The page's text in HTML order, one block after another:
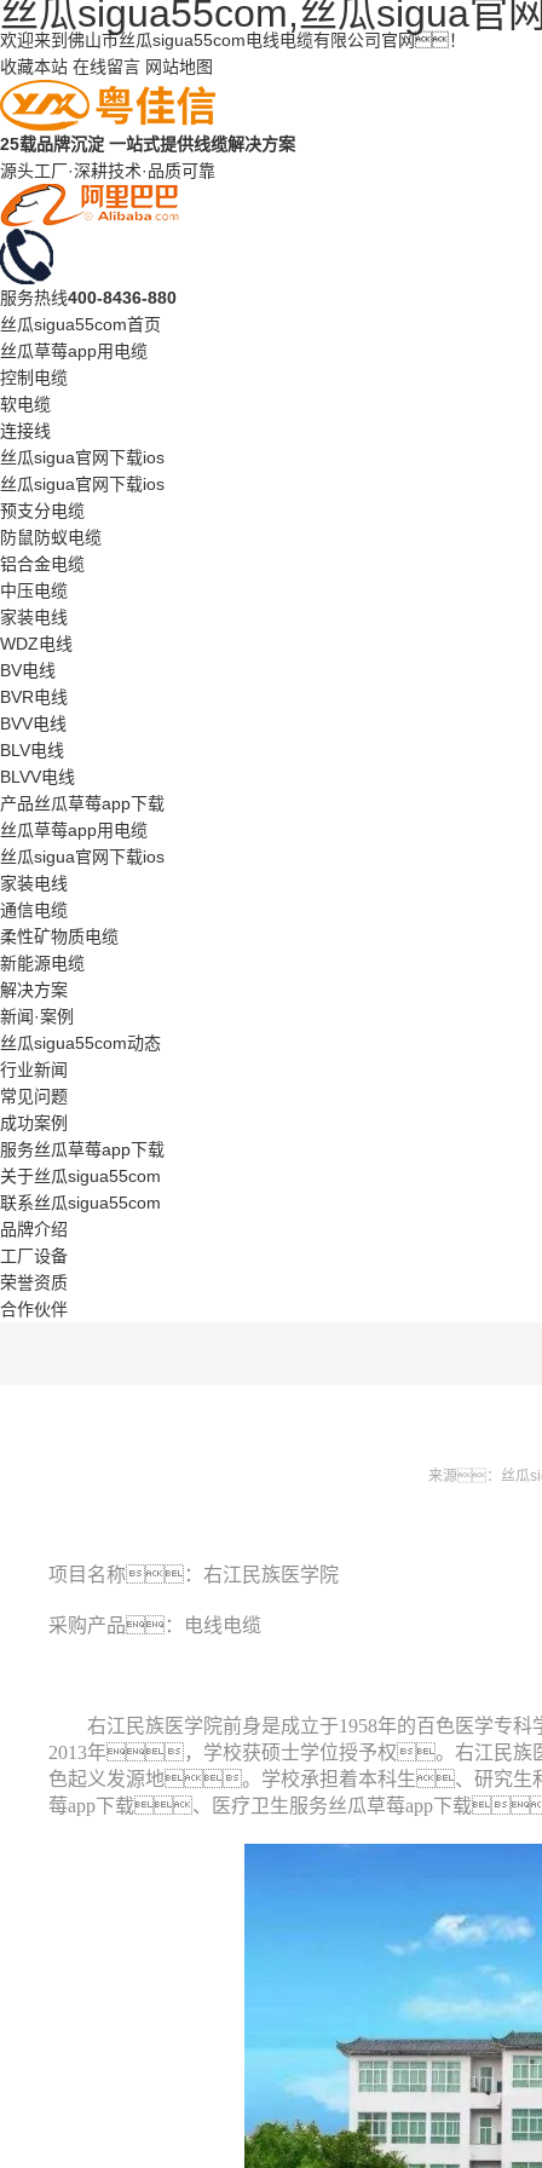
丝瓜sigua55com,丝瓜sigua官
欢迎来到佛山市丝瓜sigua55com电线电缆有限公司官网！
收藏本站 在线留言 网站地图
25载品牌沉淀 一站式提供线缆解决方案
源头工厂·深耕技术·品质可靠
服务热线400-8436-880
丝瓜sigua55com首页
丝瓜草莓app用电缆
控制电缆
软电缆
连接线
丝瓜sigua官网下载ios
丝瓜sigua官网下载ios
预支分电缆
防鼠防蚁电缆
铝合金电缆
中压电缆
家装电线
WDZ电线
BV电线
BVR电线
BVV电线
BLV电线
BLVV电线
产品丝瓜草莓app下载
丝瓜草莓app用电缆
丝瓜sigua官网下载ios
家装电线
通信电缆
柔性矿物质电缆
新能源电缆
解决方案
新闻·案例
丝瓜sigua55com动态
行业新闻
常见问题
成功案例
服务丝瓜草莓app下载
关于丝瓜sigua55com
联系丝瓜sigua55com
品牌介绍
工厂设备
荣誉资质
合作伙伴
来源：丝瓜
项目名称： 右江民族医学 院
采购产品： 电线电缆
右江民族医学院前身是成立于1958年的百色医学专
2013年，学校获硕士学位授予权。右江民族
色起义发源地。学校承担着本科生、研究
莓app下载、医疗卫生服务丝瓜草莓app下载